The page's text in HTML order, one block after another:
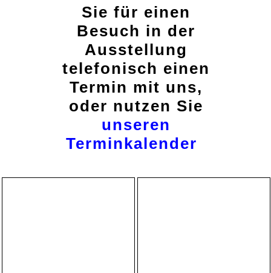
Sie für einen
Besuch in der
Ausstellung
telefonisch einen
Termin mit uns,
oder nutzen Sie
unseren
Terminkalender